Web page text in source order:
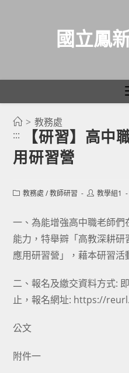
國立鳳
> 教務處
:::
【研習】高中
用研習營
Post教務處 / 教師研習
Post教學組1
一、為能增強高中職老師
能力，特舉辧「高教深耕
應用研習營」，藉本研習活
二、報名及繳交資料方式:
止，報名網址: https://
公文
附件一